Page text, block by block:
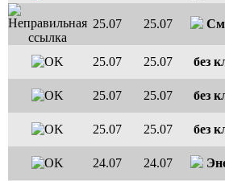
25.07 25.07
25.07 25.07 без
25.07 25.07 без
25.07 25.07 без
24.07 24.07